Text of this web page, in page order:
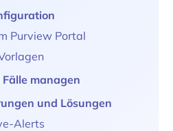
Purview Portal
managen
und Lösungen
Alerts